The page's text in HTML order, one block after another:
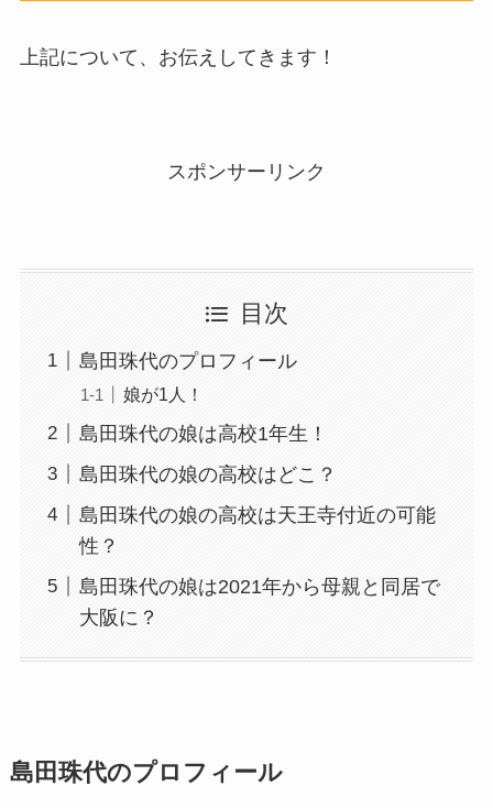
上記について、お伝えしてきます！
スポンサーリンク
目次
島田珠代のプロフィール
娘が1人！
島田珠代の娘は高校1年生！
島田珠代の娘の高校はどこ？
島田珠代の娘の高校は天王寺付近の可能
性？
島田珠代の娘は2021年から母親と同居で
大阪に？
島田珠代のプロフィール